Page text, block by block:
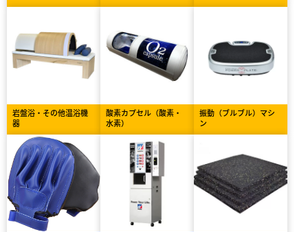
岩盤浴・その他温浴機
器
酸素カプセル（酸素・
水素）
振動（ブルブル）マシ
ン